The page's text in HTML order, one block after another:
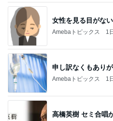
女性を見る目がな
Amebaトピックス 1
申し訳なくもあり
Amebaトピックス 1
高橋英樹 セミ合唱